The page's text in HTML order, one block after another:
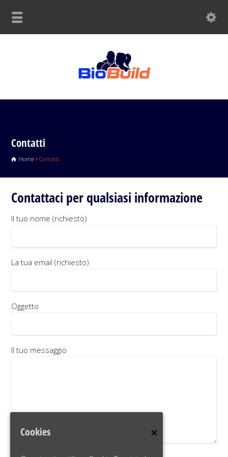
Contatti
Home Contatti
Contattaci per qualsiasi informazione
Il tuo nome (richiesto)
La tua email (richiesto)
Oggetto
Il tuo messaggio
Cookies